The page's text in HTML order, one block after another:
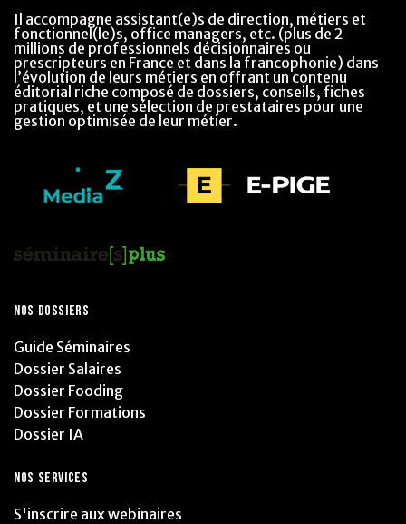
Il accompagne assistant(e)s de direction, métiers et
fonctionnel(le)s, office managers, etc. (plus de 2
millions de professionnels décisionnaires ou
prescripteurs en France et dans la francophonie) dans
l’évolution de leurs métiers en offrant un contenu
éditorial riche composé de dossiers, conseils, fiches
pratiques, et une sélection de prestataires pour une
gestion optimisée de leur métier.
NOS DOSSIERS
Guide Séminaires
Dossier Salaires
Dossier Fooding
Dossier Formations
Dossier IA
NOS SERVICES
S'inscrire aux webinaires